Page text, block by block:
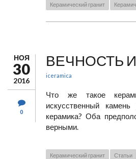
Керамический гранит
НОЯ
30
2016
0
ВЕЧНОСТЬ
iceramica
Что же такое
искусственный
керамика? Оба
верными.
Керамический гранит Статьи